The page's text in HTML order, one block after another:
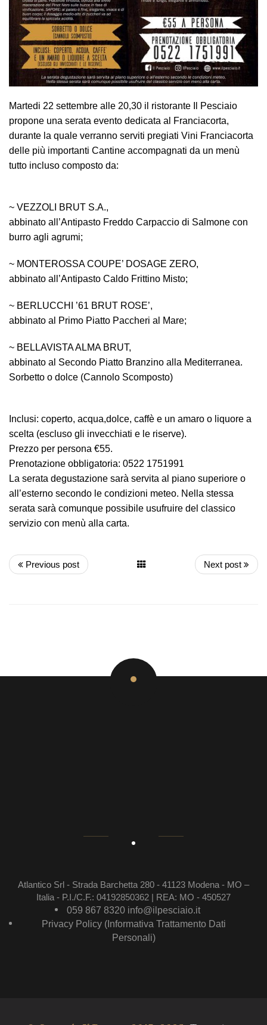
Martedi 22 settembre alle 20,30 il ristorante Il Pesciaio
propone una serata evento dedicata al Franciacorta,
durante la quale verranno serviti pregiati Vini Franciacorta
delle più importanti Cantine accompagnati da un menù
tutto incluso composto da:
~ VEZZOLI BRUT S.A.,
abbinato all’Antipasto Freddo Carpaccio di Salmone con
burro agli agrumi;
~ MONTEROSSA COUPE’ DOSAGE ZERO,
abbinato all’Antipasto Caldo Frittino Misto;
~ BERLUCCHI ’61 BRUT ROSE’,
abbinato al Primo Piatto Paccheri al Mare;
~ BELLAVISTA ALMA BRUT,
abbinato al Secondo Piatto Branzino alla Mediterranea.
Sorbetto o dolce (Cannolo Scomposto)
Inclusi: coperto, acqua,dolce, caffè e un amaro o liquore a
scelta (escluso gli invecchiati e le riserve).
Prezzo per persona €55.
Prenotazione obbligatoria: 0522 1751991
La serata degustazione sarà servita al piano superiore o
all’esterno secondo le condizioni meteo. Nella stessa
serata sarà comunque possibile usufruire del classico
servizio con menù alla carta.
Previous post Next post
Atlantico Srl - Strada Barchetta 280 - 41123 Modena - MO –
Italia - P.I./C.F.: 04192850362 | REA: MO - 450527
059 867 8320 info@ilpesciaio.it
Privacy Policy (Informativa Trattamento Dati
Personali)